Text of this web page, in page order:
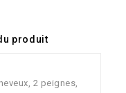
produit
2 peignes,